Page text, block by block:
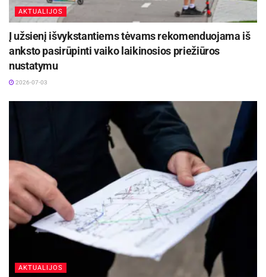
AKTUALIJOS
Į užsienį išvykstantiems tėvams rekomenduojama iš
anksto pasirūpinti vaiko laikinosios priežiūros
nustatymu
2026-07-03
AKTUALIJOS